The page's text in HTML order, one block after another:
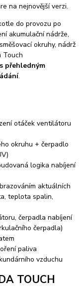
na nejnovější verzi.
do provozu po
akumulační nádrže,
okruhy, nádrž
Touch
přehledným
.
otáček ventilátoru
okruhu + čerpadlo
logika nabíjení
aktuálních
teplota spalin,
čerpadla nabíjení
čerpadla)
paliva
vzduchu
TOUCH